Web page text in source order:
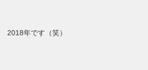
2018年です（笑）